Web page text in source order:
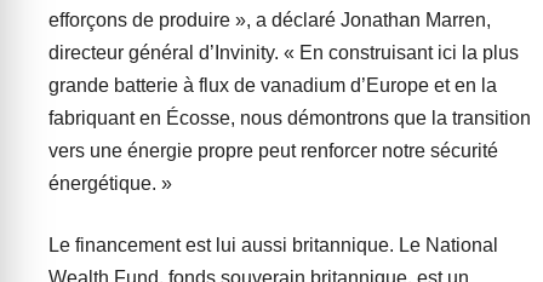
efforçons de produire », a déclaré Jonathan Marren,
directeur général d’Invinity. « En construisant ici la plus
grande batterie à flux de vanadium d’Europe et en la
fabriquant en Écosse, nous démontrons que la transition
vers une énergie propre peut renforcer notre sécurité
énergétique. »
Le financement est lui aussi britannique. Le National
Wealth Fund, fonds souverain britannique, est un